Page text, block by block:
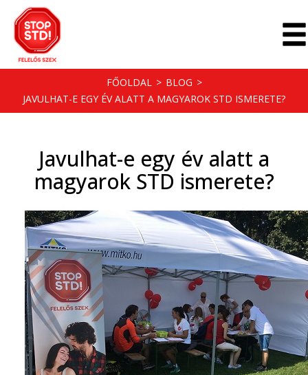
FŐOLDAL > BLOG >
JAVULHAT-E EGY ÉV ALATT A MAGYAROK STD ISMERETE?
Javulhat-e egy év alatt a
magyarok STD ismerete?